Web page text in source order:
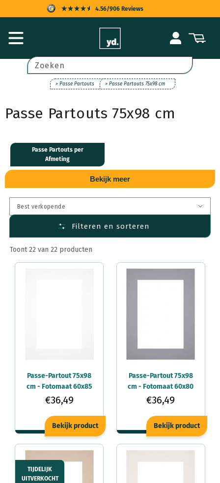
content
4.56/906 Reviews
KOPERSBESCHERMING
SNELLE LEVERING
UITSTEKENDE KLANTENSERVICE
InloggenWinkelwagen
Zoeken
> Passe Partouts > Passe Partouts 75x98 cm
Passe Partouts 75x98 cm
Passe Partouts per
Afmeting
Bekijk meer
Filteren en sorteren
Toont 22 van 22 producten
Passe-Partout 75x98
cm - Fotomaat 60x85
cm - Wit - Voor
€36,49
Bekijk product
Passe-Partout 75x98
cm - Fotomaat 60x80
cm - Grijs - Voor
€36,49
Bekijk product
TIJDELIJK
UITVERKOCHT